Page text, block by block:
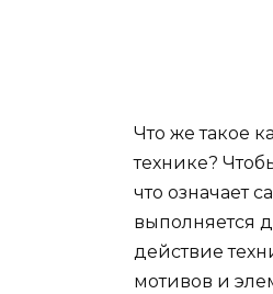
Что же такое
технике?
что означает
выполняется
действие
мотивов и